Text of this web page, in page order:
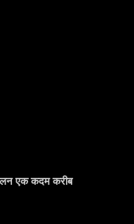
एक कदम करीब